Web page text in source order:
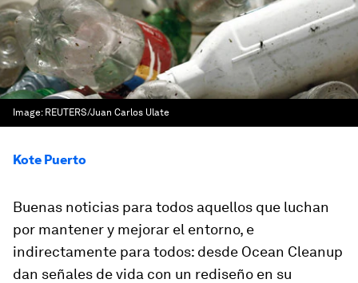
Image: REUTERS/Juan Carlos Ulate
Kote Puerto
Buenas noticias para todos aquellos que luchan
por mantener y mejorar el entorno, e
indirectamente para todos: desde Ocean Cleanup
dan señales de vida con un rediseño en su